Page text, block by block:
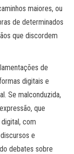
maiores, ou
de determinados
que discordem
de
digitais e
Se malconduzida,
que
com
e
debates sobre